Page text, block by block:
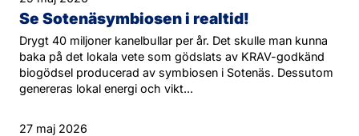
Se Sotenäsymbiosen i realtid!
Drygt 40 miljoner kanelbullar per år. Det skulle man kunna
baka på det lokala vete som gödslats av KRAV-godkänd
biogödsel producerad av symbiosen i Sotenäs. Dessutom
genereras lokal energi och vikt...
27 maj 2026